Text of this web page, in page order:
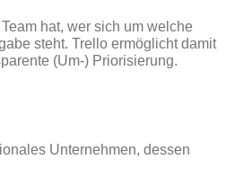
hat, wer sich um welche
steht. Trello ermöglicht damit
(Um-) Priorisierung.
Unternehmen, dessen